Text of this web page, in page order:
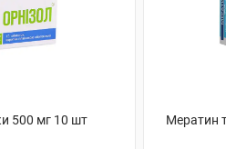
500 мг 10 шт Мератин